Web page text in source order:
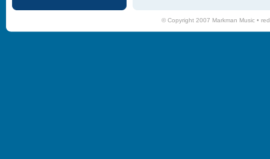
© Copyright 2007 Markman Music •